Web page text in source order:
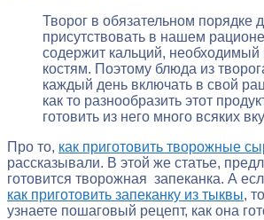
Творог в обязательном порядке
присутствовать в нашем
содержит кальций,
костям. Поэтому блюда из
каждый день включать в свой
как то разнообразить этот
готовить из него много всяких
Про то, как приготовить творожные
рассказывали. В этой же статье,
готовится творожная запеканка. А
как приготовить запеканку из тыквы,
узнаете пошаговый рецепт, как она